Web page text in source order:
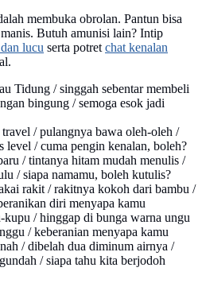
membuka obrolan. Pantun bisa
Butuh amunisi lain? Intip
lucu serta potret chat kenalan
Tidung / singgah sebentar membeli
bingung / semoga esok jadi
/ pulangnya bawa oleh-oleh /
level / cuma pengin kenalan, boleh?
/ tintanya hitam mudah menulis /
/ siapa namamu, boleh kutulis?
rakit / rakitnya kokoh dari bambu /
diri menyapa kamu
/ hinggap di bunga warna ungu
/ keberanian menyapa kamu
/ dibelah dua diminum airnya /
/ siapa tahu kita berjodoh